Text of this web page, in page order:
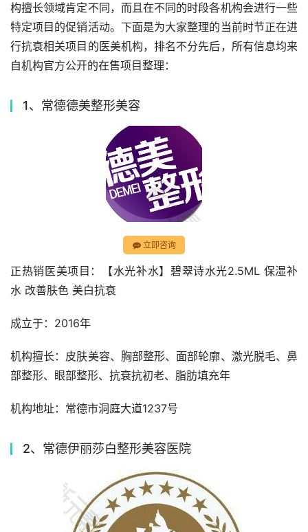
构擅长领域肯定不同，而且在不同的时段各机构会进行一些
特定项目的促销活动。下面是为大家整理的当前时节正在进
行抗衰相关项目的医美机构，排名不分先后，所有信息均来
自机构官方公开的在售项目整理：
1、常德德美整形美容
立即咨询
正热销医美项目：【水光补水】碧翠诗水光2.5ML 保湿补
水 改善肤色 美白抗衰
成立于：2016年
机构擅长：皮肤美容、胸部整形、面部轮廓、激光脱毛、鼻
部整形、眼部整形、抗衰抗初老、脂肪填充年
机构地址：常德市洞庭大道1237号
2、常德伊丽莎白整形美容医院